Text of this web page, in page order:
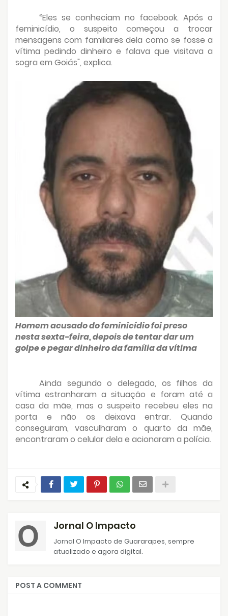
“Eles se conheciam no facebook. Após o
feminicídio, o suspeito começou a trocar
mensagens com familiares dela como se fosse a
vítima pedindo dinheiro e falava que visitava a
sogra em Goiás", explica.
Homem acusado do feminicídio foi preso
nesta sexta-feira, depois de tentar dar um
golpe e pegar dinheiro da família da vítima
Ainda segundo o delegado, os filhos da
vítima estranharam a situação e foram até a
casa da mãe, mas o suspeito recebeu eles na
porta e não os deixava entrar. Quando
conseguiram, vasculharam o quarto da mãe,
encontraram o celular dela e acionaram a polícia.
Jornal O Impacto
Jornal O Impacto de Guararapes, sempre
atualizado e agora digital.
POST A COMMENT